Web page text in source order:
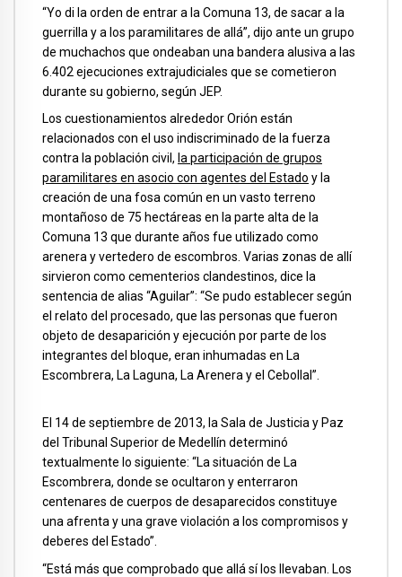
“Yo di la orden de entrar a la Comuna 13, de sacar a la
guerrilla y a los paramilitares de allá”, dijo ante un grupo
de muchachos que ondeaban una bandera alusiva a las
6.402 ejecuciones extrajudiciales que se cometieron
durante su gobierno, según JEP.
Los cuestionamientos alrededor Orión están
relacionados con el uso indiscriminado de la fuerza
contra la población civil, la participación de grupos
paramilitares en asocio con agentes del Estado y la
creación de una fosa común en un vasto terreno
montañoso de 75 hectáreas en la parte alta de la
Comuna 13 que durante años fue utilizado como
arenera y vertedero de escombros. Varias zonas de allí
sirvieron como cementerios clandestinos, dice la
sentencia de alias “Aguilar”: “Se pudo establecer según
el relato del procesado, que las personas que fueron
objeto de desaparición y ejecución por parte de los
integrantes del bloque, eran inhumadas en La
Escombrera, La Laguna, La Arenera y el Cebollal”.
El 14 de septiembre de 2013, la Sala de Justicia y Paz
del Tribunal Superior de Medellín determinó
textualmente lo siguiente: “La situación de La
Escombrera, donde se ocultaron y enterraron
centenares de cuerpos de desaparecidos constituye
una afrenta y una grave violación a los compromisos y
deberes del Estado”.
“Está más que comprobado que allá sí los llevaban. Los